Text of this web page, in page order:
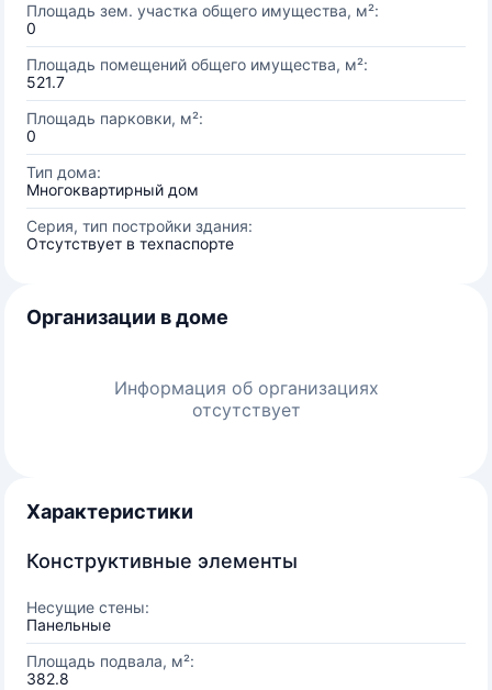
Площадь зем. участка общего имущества, м²:
0
Площадь помещений общего имущества, м²:
521.7
Площадь парковки, м²:
0
Тип дома:
Многоквартирный дом
Серия, тип постройки здания:
Отсутствует в техпаспорте
Организации в доме
Информация об организациях
отсутствует
Характеристики
Конструктивные элементы
Несущие стены:
Панельные
Площадь подвала, м²:
382.8